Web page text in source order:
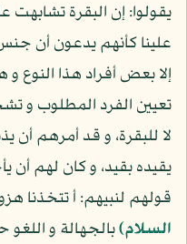
يقولوا: إن البقرة تشابهت
علينا كأنهم يدعون أن جنس
إلا بعض أفراد هذا النوع و
تعيين الفرد المطلوب و
لا للبقرة، و قد أمرهم أن
يقيده بقيد، و كان لهم أن
قولهم لنبيهم: أ تتخذنا
السلام)بالجهالة و